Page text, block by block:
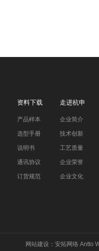
资料下载
产品样本
选型手册
说明书
通讯协议
订货规范
走进杭申
企业简介
技术创新
工艺质量
企业荣誉
企业文化
网站建设 ： 安拓网络 Antto